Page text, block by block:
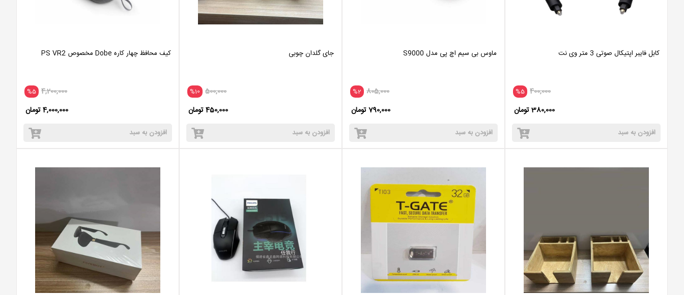
کابل فایبر اپتیکال صوتی 3 متر وی نت
%5 400,000
380,000 تومان
افزودن به سبد
ماوس بی سیم اچ پی مدل S9000
%2 805,000
790,000 تومان
افزودن به سبد
جای گلدان چوبی
%10 500,000
450,000 تومان
افزودن به سبد
کیف محافظ چهار کاره Dobe مخصوص PS VR2
%5 4,200,000
4,000,000 تومان
افزودن به سبد